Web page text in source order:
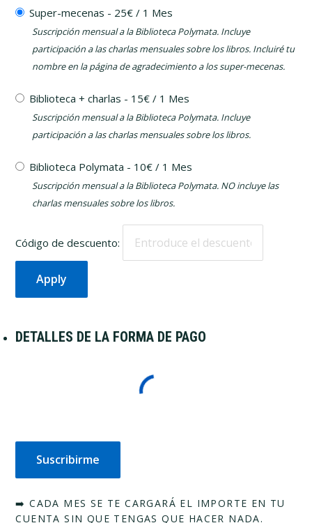
Super-mecenas - 25€ / 1 Mes
Suscripción mensual a la Biblioteca Polymata. Incluye
participación a las charlas mensuales sobre los libros. Incluiré tu
nombre en la página de agradecimiento a los super-mecenas.
Biblioteca + charlas - 15€ / 1 Mes
Suscripción mensual a la Biblioteca Polymata. Incluye
participación a las charlas mensuales sobre los libros.
Biblioteca Polymata - 10€ / 1 Mes
Suscripción mensual a la Biblioteca Polymata. NO incluye las
charlas mensuales sobre los libros.
Código de descuento:
DETALLES DE LA FORMA DE PAGO
➡️ CADA MES SE TE CARGARÁ EL IMPORTE EN TU
CUENTA SIN QUE TENGAS QUE HACER NADA.